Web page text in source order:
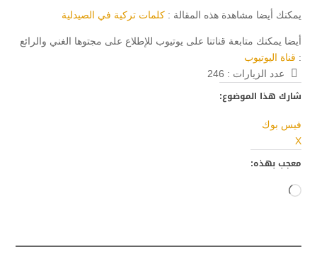
يمكنك أيضا مشاهدة هذه المقالة : كلمات تركية في الصيدلية
أيضا يمكنك متابعة قناتنا على يوتيوب للإطلاع على مجتوها الغني والرائع
: قناة اليوتيوب
عدد الزيارات : 246
شارك هذا الموضوع:
فيس بوك
X
معجب بهذه:
جاري